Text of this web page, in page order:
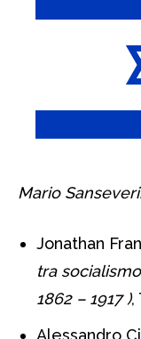
Mario
Jonathan
tra
1862 – 1917 ),
Alessandro